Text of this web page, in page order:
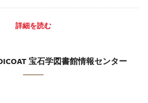
詳細を読む
宝石学図書館情報センター